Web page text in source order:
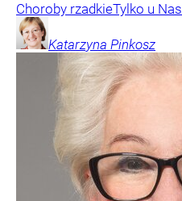
Choroby rzadkieTylko u Nas
Katarzyna Pinkosz